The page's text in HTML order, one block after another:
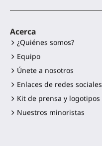
Acerca
¿Quiénes somos?
Equipo
Únete a nosotros
Enlaces de redes sociales
Kit de prensa y logotipos
Nuestros minoristas